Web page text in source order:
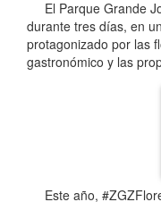
El Parque Grande
durante tres días, en
protagonizado por las
gastronómico y las
Este año,